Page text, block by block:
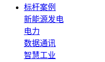
标杆案例
新能源发电
电力
数据通讯
智慧工业